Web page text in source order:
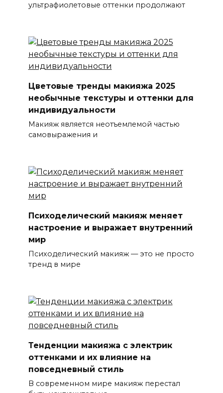
ультрафиолетовые оттенки продолжают
Цветовые тренды макияжа 2025
необычные текстуры и оттенки для
индивидуальности
Макияж является неотъемлемой частью
самовыражения и
Психоделический макияж меняет
настроение и выражает внутренний
мир
Психоделический макияж — это не просто
тренд в мире
Тенденции макияжа с электрик
оттенками и их влияние на
повседневный стиль
В современном мире макияж перестал